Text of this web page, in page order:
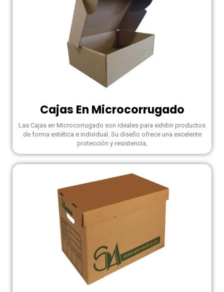
Cajas En Microcorrugado
Las Cajas en Microcorrugado son ideales para exhibir productos
de forma estética e individual. Su diseño ofrece una excelente
protección y resistencia,